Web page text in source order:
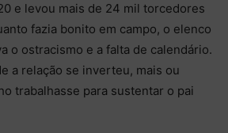
e levou mais de 24 mil torcedores
fazia bonito em campo, o elenco
o ostracismo e a falta de calendário.
a relação se inverteu, mais ou
trabalhasse para sustentar o pai